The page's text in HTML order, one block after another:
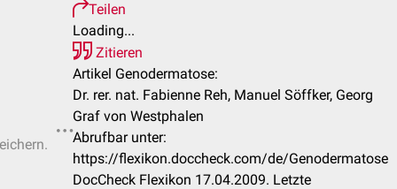
Teilen
Loading...
Zitieren
Artikel Genodermatose:
Dr. rer. nat. Fabienne Reh, Manuel Söffker, Georg
Graf von Westphalen
Abrufbar unter:
https://flexikon.doccheck.com/de/Genodermatose
DocCheck Flexikon 17.04.2009. Letzte